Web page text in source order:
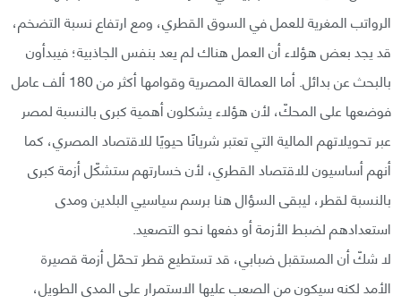
الرواتب المغرية للعمل في السوق القطري، ومع ارتفاع نسبة التضخم،
قد يجد بعض هؤلاء أن العمل هناك لم يعد بنفس الجاذبية؛ فيبدأون
بالبحث عن بدائل. أما العمالة المصرية وقوامها أكثر من 180 ألف عامل
فوضعها على المحكّ، لأن هؤلاء يشكلون أهمية كبرى بالنسبة لمصر
عبر تحويلاتهم المالية التي تعتبر شريانًا حيويًا للاقتصاد المصري، كما
أنهم أساسيون للاقتصاد القطري، لأن خسارتهم ستشكّل أزمة كبرى
بالنسبة لقطر، ليبقى السؤال هنا برسم سياسيي البلدين ومدى
استعدادهم لضبط الأزمة أو دفعها نحو التصعيد.
لا شكّ أن المستقبل ضبابي، قد تستطيع قطر تحمّل أزمة قصيرة
الأمد لكنه سيكون من الصعب عليها الاستمرار على المدى الطويل،